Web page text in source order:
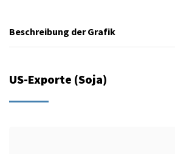
Beschreibung der Grafik
US-Exporte (Soja)